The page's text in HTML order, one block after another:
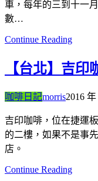
車，每年的三到十一
數…
Continue Reading
【台北】吉
咖啡日記morris2016 年
吉印咖啡，位在捷運
的二樓，如果不是事
店。
Continue Reading